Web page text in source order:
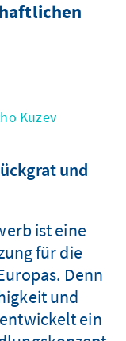
Kuzev
und
ist eine
für die
Denn
und
ein